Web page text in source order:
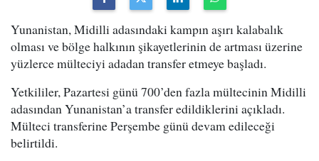
Yunanistan, Midilli adasındaki kampın aşırı kalabalık
olması ve bölge halkının şikayetlerinin de artması üzerine
yüzlerce mülteciyi adadan transfer etmeye başladı.
Yetkililer, Pazartesi günü 700’den fazla mültecinin Midilli
adasından Yunanistan’a transfer edildiklerini açıkladı.
Mülteci transferine Perşembe günü devam edileceği
belirtildi.